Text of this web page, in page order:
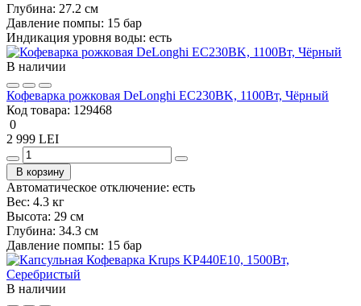
Глубина: 27.2 см
Давление помпы: 15 бар
Индикация уровня воды: есть
В наличии
Кофеварка рожковая DeLonghi EC230BK, 1100Вт, Чёрный
Код товара: 129468
0
2 999 LEI
В корзину
Автоматическое отключение: есть
Вес: 4.3 кг
Высота: 29 см
Глубина: 34.3 см
Давление помпы: 15 бар
В наличии